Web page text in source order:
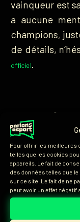
Pour offrir les meilleures
telles que les cookies
appareils. Le fait de
des données telles que
sur ce site. Le fait de ne
peut avoir un effet
vainqueur est
a aucune
champions,
de détails,
officiel.
L’esprit
en avant
Le but de ce
de faire vivre
League,
à tous